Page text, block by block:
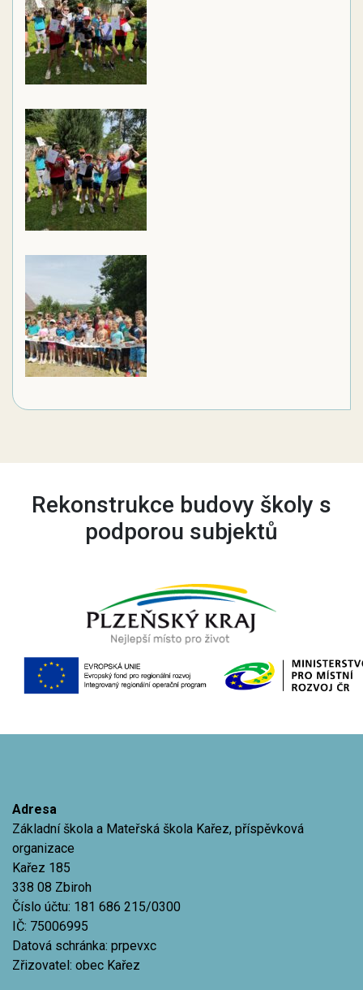
Rekonstrukce budovy školy s
podporou subjektů
Adresa
Základní škola a Mateřská škola Kařez, příspěvková
organizace
Kařez 185
338 08 Zbiroh
Číslo účtu: 181 686 215/0300
IČ: 75006995
Datová schránka: prpevxc
Zřizovatel: obec Kařez